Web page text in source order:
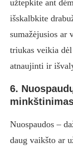
užtepkite ant
išskalbkite
sumažėjusios ar
triukas veikia
atnaujinti ir
6.
Nuospaudos –
daug vaikšto ar